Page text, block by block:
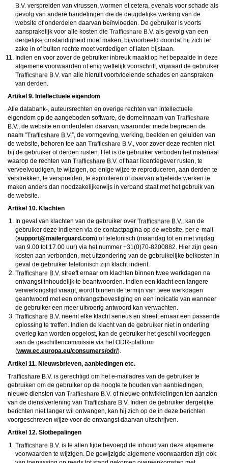
verspreiden van virussen, wormen et cetera, evenals voor schade als
gevolg van andere handelingen die de deugdelijke werking van de
website of onderdelen daarvan beïnvloeden. De gebruiker is voorts
aansprakelijk voor alle kosten die
als gevolg van een
dergelijke omstandigheid moet maken, bijvoorbeeld doordat hij zich ter
zake in of buiten rechte moet verdedigen of laten bijstaan.
Indien en voor zover de gebruiker inbreuk maakt op het bepaalde in deze
algemene voorwaarden of enig wettelijk voorschrift, vrijwaart de gebruiker
van alle hieruit voortvloeiende schades en aanspraken
van derden.
Artikel 9. Intellectuele eigendom
Alle databank-, auteursrechten en overige rechten van intellectuele
eigendom op de aangeboden software, de domeinnaam van
, de website en onderdelen daarvan, waaronder mede begrepen de
naam “
”, de vormgeving, werking, beelden en geluiden van
de website, behoren toe aan
, voor zover deze rechten niet
bij de gebruiker of derden rusten. Het is de gebruiker verboden het materiaal
waarop de rechten van
of haar licentiegever rusten, te
verveelvoudigen, te wijzigen, op enige wijze te reproduceren, aan derden te
verstrekken, te verspreiden, te exploiteren of daarvan afgeleide werken te
maken anders dan noodzakelijkerwijs in verband staat met het gebruik van
de website.
Artikel 10. Klachten
In geval van klachten van de gebruiker over
, kan de
gebruiker deze indienen via de contactpagina op de website, per e-mail
(moc.draugreliam@troppus) of telefonisch (maandag tot en met vrijdag
van 9.00 tot 17.00 uur) via het nummer +31(0)70-8200882. Hier zijn geen
kosten aan verbonden, met uitzondering van de gebruikelijke belkosten in
geval de gebruiker telefonisch zijn klacht indient.
streeft ernaar om klachten binnen twee werkdagen na
ontvangst inhoudelijk te beantwoorden. Indien een klacht een langere
verwerkingstijd vraagt, wordt binnen de termijn van twee werkdagen
geantwoord met een ontvangstbevestiging en een indicatie van wanneer
de gebruiker een meer uitvoerig antwoord kan verwachten.
neemt elke klacht serieus en streeft ernaar een passende
oplossing te treffen. Indien de klacht van de gebruiker niet in onderling
overleg kan worden opgelost, kan de gebruiker het geschil voorleggen
aan de geschillencommissie via het ODR-platform
(www.ec.europa.eu/consumers/odr/).
Artikel 11. Nieuwsbrieven, aanbiedingen etc.
is gerechtigd om het e-mailadres van de gebruiker te
gebruiken om de gebruiker op de hoogte te houden van aanbiedingen,
nieuwe diensten van
of nieuwe ontwikkelingen ten aanzien
van de dienstverlening van
Indien de gebruiker dergelijke
berichten niet langer wil ontvangen, kan hij zich op de in deze berichten
voorgeschreven wijze voor de ontvangst daarvan uitschrijven.
Artikel 12. Slotbepalingen
is te allen tijde bevoegd de inhoud van deze algemene
voorwaarden te wijzigen. De gewijzigde algemene voorwaarden zijn ook